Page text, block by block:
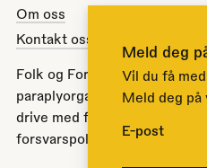
Om oss
Kontakt oss
Folk og Forsvar er en
paraplyorganisasjon
drive med folkeopplysning
forsvarspolitikk.
Meld deg
Vil du få
Meld deg på
E-post